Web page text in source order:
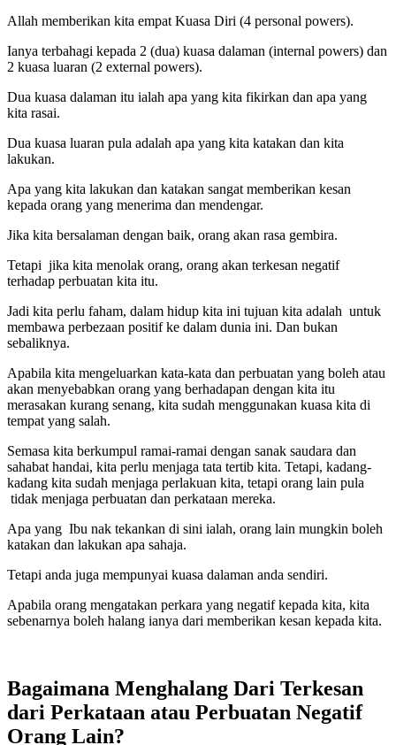
Allah memberikan kita empat Kuasa Diri (4 personal powers).
Ianya terbahagi kepada 2 (dua) kuasa dalaman (internal powers) dan
2 kuasa luaran (2 external powers).
Dua kuasa dalaman itu ialah apa yang kita fikirkan dan apa yang
kita rasai.
Dua kuasa luaran pula adalah apa yang kita katakan dan kita
lakukan.
Apa yang kita lakukan dan katakan sangat memberikan kesan
kepada orang yang menerima dan mendengar.
Jika kita bersalaman dengan baik, orang akan rasa gembira.
Tetapi jika kita menolak orang, orang akan terkesan negatif
terhadap perbuatan kita itu.
Jadi kita perlu faham, dalam hidup kita ini tujuan kita adalah untuk
membawa perbezaan positif ke dalam dunia ini. Dan bukan
sebaliknya.
Apabila kita mengeluarkan kata-kata dan perbuatan yang boleh atau
akan menyebabkan orang yang berhadapan dengan kita itu
merasakan kurang senang, kita sudah menggunakan kuasa kita di
tempat yang salah.
Semasa kita berkumpul ramai-ramai dengan sanak saudara dan
sahabat handai, kita perlu menjaga tata tertib kita. Tetapi, kadang-
kadang kita sudah menjaga perlakuan kita, tetapi orang lain pula
tidak menjaga perbuatan dan perkataan mereka.
Apa yang Ibu nak tekankan di sini ialah, orang lain mungkin boleh
katakan dan lakukan apa sahaja.
Tetapi anda juga mempunyai kuasa dalaman anda sendiri.
Apabila orang mengatakan perkara yang negatif kepada kita, kita
sebenarnya boleh halang ianya dari memberikan kesan kepada kita.
Bagaimana Menghalang Dari Terkesan
dari Perkataan atau Perbuatan Negatif
Orang Lain?